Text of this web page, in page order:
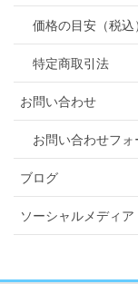
価格の目安（税込
特定商取引法
お問い合わせ
お問い合わせフォ
ブログ
ソーシャルメディア